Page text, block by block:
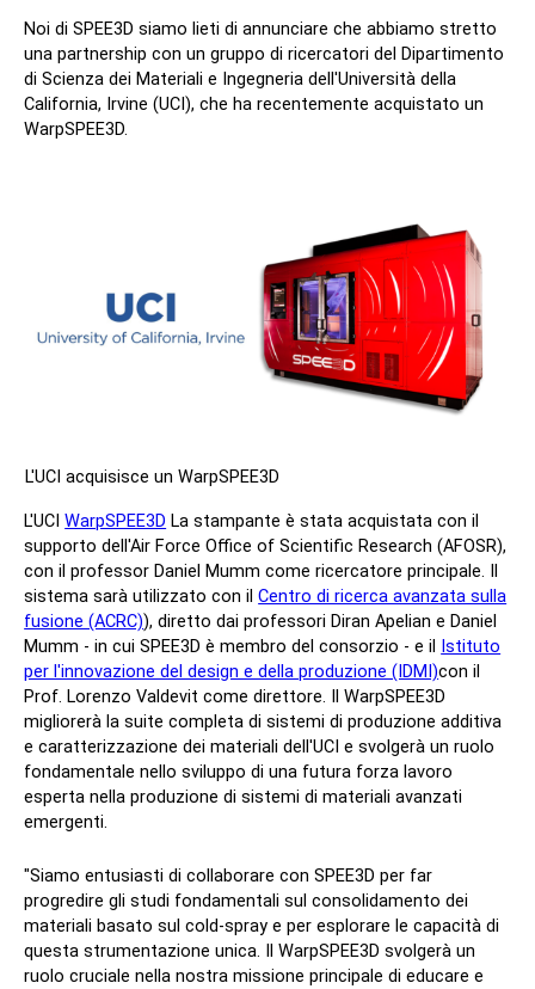
X Facebook LinkedIn YouTube
Noi di SPEE3D siamo lieti di annunciare che abbiamo stretto
una partnership con un gruppo di ricercatori del Dipartimento
di Scienza dei Materiali e Ingegneria dell'Università della
California, Irvine (UCI), che ha recentemente acquistato un
WarpSPEE3D.
L'UCI acquisisce un WarpSPEE3D
L'UCIWarpSPEE3D La stampante è stata acquistata con il
supporto dell'Air Force Office of Scientific Research (AFOSR),
con il professor Daniel Mumm come ricercatore principale. Il
sistema sarà utilizzato con ilCentro di ricerca avanzata sulla
fusione (ACRC)), diretto dai professori Diran Apelian e Daniel
Mumm - in cui SPEE3D è membro del consorzio - e il
Istituto
per l'innovazione del design e della produzione (IDMI)con il
Prof. Lorenzo Valdevit come direttore. Il WarpSPEE3D
migliorerà la suite completa di sistemi di produzione additiva
e caratterizzazione dei materiali dell'UCI e svolgerà un ruolo
fondamentale nello sviluppo di una futura forza lavoro
esperta nella produzione di sistemi di materiali avanzati
emergenti.
"Siamo entusiasti di collaborare con SPEE3D per far
progredire gli studi fondamentali sul consolidamento dei
materiali basato sul cold-spray e per esplorare le capacità di
questa strumentazione unica. Il WarpSPEE3D svolgerà un
ruolo cruciale nella nostra missione principale di educare e